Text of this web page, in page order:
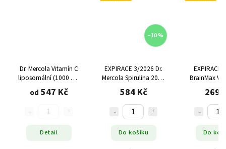
Dr. Mercola Vitamín C
liposomální (1000 mg
na porci), různé
velikosti
od 547 Kč
Detail
–10 %
EXPIRACE 3/2026 Dr.
Mercola Spirulina 2000
mg, 120 tablet
584 Kč
Do košíku
EXPIRACE
BrainMax
kapslí
269
Do